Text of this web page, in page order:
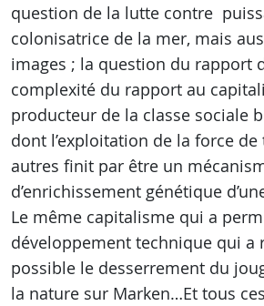
question de la lutte contre
colonisatrice de la mer, mais
images ; la question du rapport
complexité du rapport au
producteur de la classe sociale
dont l’exploitation de la force de
autres finit par être un
d’enrichissement génétique
Le même capitalisme qui a
développement technique qui a
possible le desserrement du
la nature sur Marken…Et tous